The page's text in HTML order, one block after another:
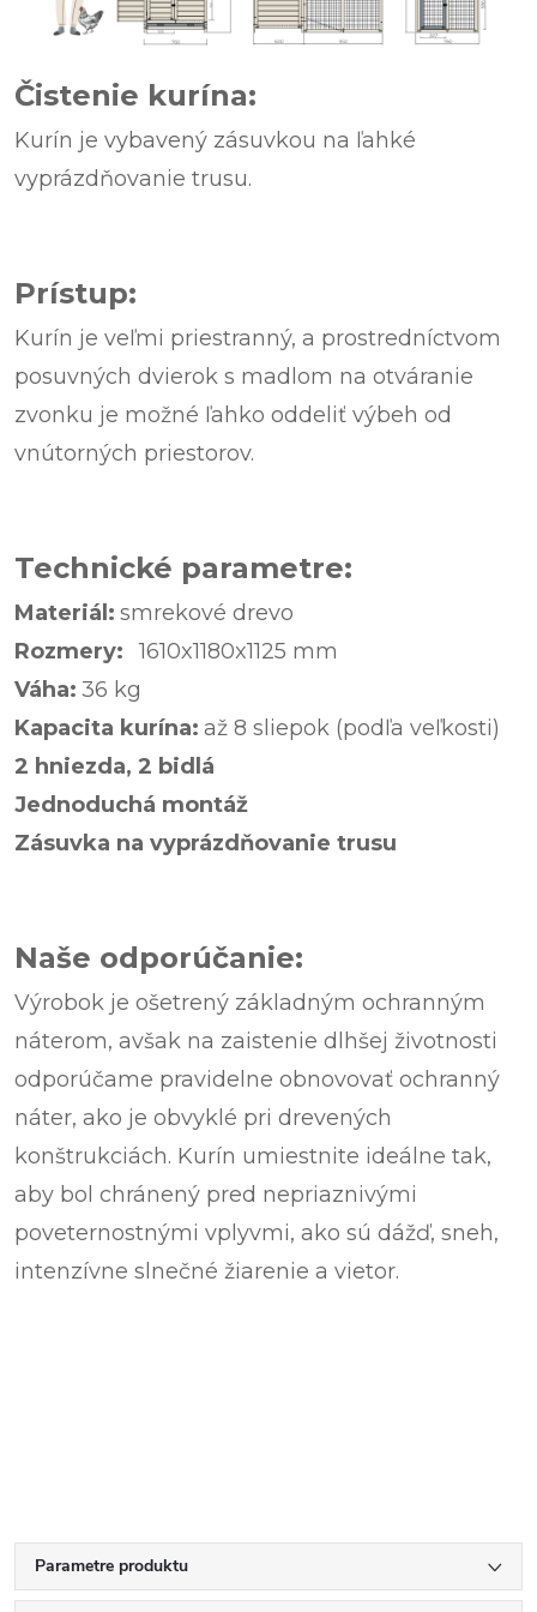
Čistenie kurína:
Kurín je vybavený zásuvkou na ľahké
vyprázdňovanie trusu.
Prístup:
Kurín je veľmi priestranný, a prostredníctvom
posuvných dvierok s madlom na otváranie
zvonku je možné ľahko oddeliť výbeh od
vnútorných priestorov.
Technické parametre:
Materiál: smrekové drevo
Rozmery:
1610x1180x1125 mm
Váha: 36 kg
Kapacita kurína: až 8 sliepok (podľa veľkosti)
2 hniezda, 2 bidlá
Jednoduchá montáž
Zásuvka na vyprázdňovanie trusu
Naše odporúčanie:
Výrobok je ošetrený základným ochranným
náterom, avšak na zaistenie dlhšej životnosti
odporúčame pravidelne obnovovať ochranný
náter, ako je obvyklé pri drevených
konštrukciách. Kurín umiestnite ideálne tak,
aby bol chránený pred nepriaznivými
poveternostnými vplyvmi, ako sú dážď, sneh,
intenzívne slnečné žiarenie a vietor.
Parametre produktu